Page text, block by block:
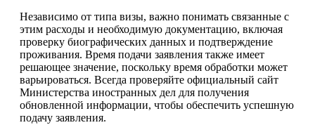
Независимо от типа визы, важно понимать связанные с
этим расходы и необходимую документацию, включая
проверку биографических данных и подтверждение
проживания. Время подачи заявления также имеет
решающее значение, поскольку время обработки может
варьироваться. Всегда проверяйте официальный сайт
Министерства иностранных дел для получения
обновленной информации, чтобы обеспечить успешную
подачу заявления.